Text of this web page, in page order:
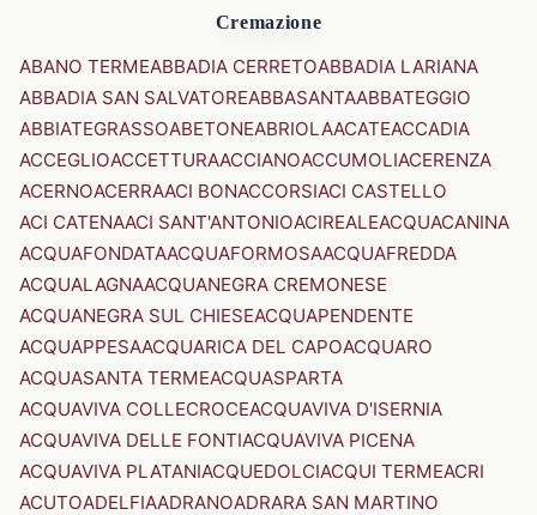
Cremazione
ABANO TERMEABBADIA CERRETOABBADIA LARIANA
ABBADIA SAN SALVATOREABBASANTAABBATEGGIO
ABBIATEGRASSOABETONEABRIOLAACATEACCADIA
ACCEGLIOACCETTURAACCIANOACCUMOLIACERENZA
ACERNOACERRAACI BONACCORSIACI CASTELLO
ACI CATENAACI SANT'ANTONIOACIREALEACQUACANINA
ACQUAFONDATAACQUAFORMOSAACQUAFREDDA
ACQUALAGNAACQUANEGRA CREMONESE
ACQUANEGRA SUL CHIESEACQUAPENDENTE
ACQUAPPESAACQUARICA DEL CAPOACQUARO
ACQUASANTA TERMEACQUASPARTA
ACQUAVIVA COLLECROCEACQUAVIVA D'ISERNIA
ACQUAVIVA DELLE FONTIACQUAVIVA PICENA
ACQUAVIVA PLATANIACQUEDOLCIACQUI TERMEACRI
ACUTOADELFIAADRANOADRARA SAN MARTINO